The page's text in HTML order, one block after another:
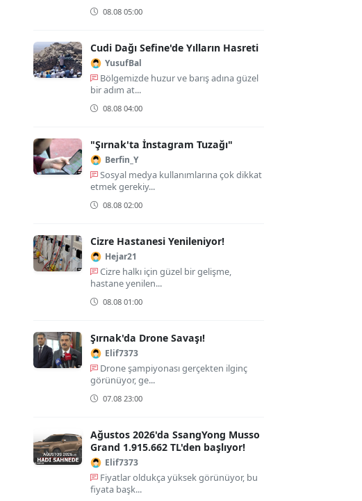
08.08 05:00
Cudi Dağı Sefine'de Yılların Hasreti
YusufBal
Bölgemizde huzur ve barış adına güzel
bir adım at...
08.08 04:00
"Şırnak'ta İnstagram Tuzağı"
Berfin_Y
Sosyal medya kullanımlarına çok dikkat
etmek gerekiy...
08.08 02:00
Cizre Hastanesi Yenileniyor!
Hejar21
Cizre halkı için güzel bir gelişme,
hastane yenilen...
08.08 01:00
Şırnak'da Drone Savaşı!
Elif7373
Drone şampiyonası gerçekten ilginç
görünüyor, ge...
07.08 23:00
Ağustos 2026'da SsangYong Musso
Grand 1.915.662 TL'den başlıyor!
Elif7373
Fiyatlar oldukça yüksek görünüyor, bu
fiyata başk...